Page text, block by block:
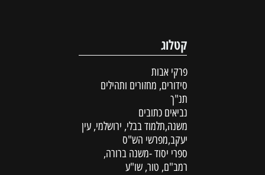
קטלוג
פרקי אבות
סידורים, מחזורים ותהילים
תנ"ך
נביאים כתובים
משנה,תלמוד בבלי, ירושלמי, עין
יעקב,מפרשי הש"ס
ספרי יסוד -משנה ברורה,
רמב"ם, טור, שו"ע